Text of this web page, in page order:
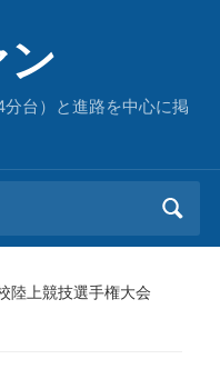
台）と進路を中心に掲
陸上競技選手権大会